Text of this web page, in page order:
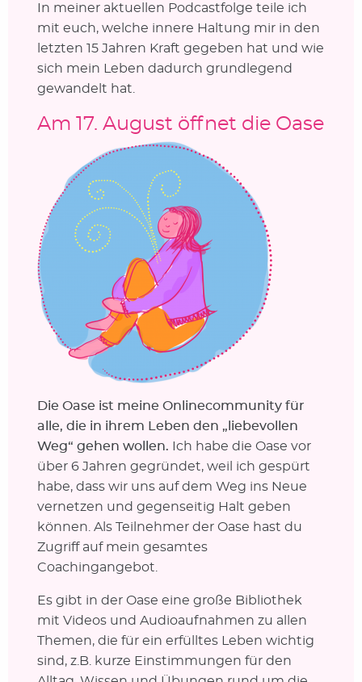
In meiner aktuellen Podcastfolge teile ich
mit euch, welche innere Haltung mir in den
letzten 15 Jahren Kraft gegeben hat und wie
sich mein Leben dadurch grundlegend
gewandelt hat.
Am 17. August öffnet die Oase
Die Oase ist meine Onlinecommunity für
alle, die in ihrem Leben den „liebevollen
Weg“ gehen wollen. Ich habe die Oase vor
über 6 Jahren gegründet, weil ich gespürt
habe, dass wir uns auf dem Weg ins Neue
vernetzen und gegenseitig Halt geben
können. Als Teilnehmer der Oase hast du
Zugriff auf mein gesamtes
Coachingangebot.
Es gibt in der Oase eine große Bibliothek
mit Videos und Audioaufnahmen zu allen
Themen, die für ein erfülltes Leben wichtig
sind, z.B. kurze Einstimmungen für den